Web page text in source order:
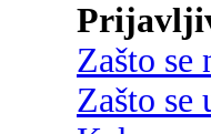
Zašto se
Zašto se